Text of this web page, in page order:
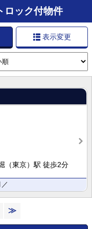
ック付物件
表示変更
（東京）駅 徒歩2分
≫